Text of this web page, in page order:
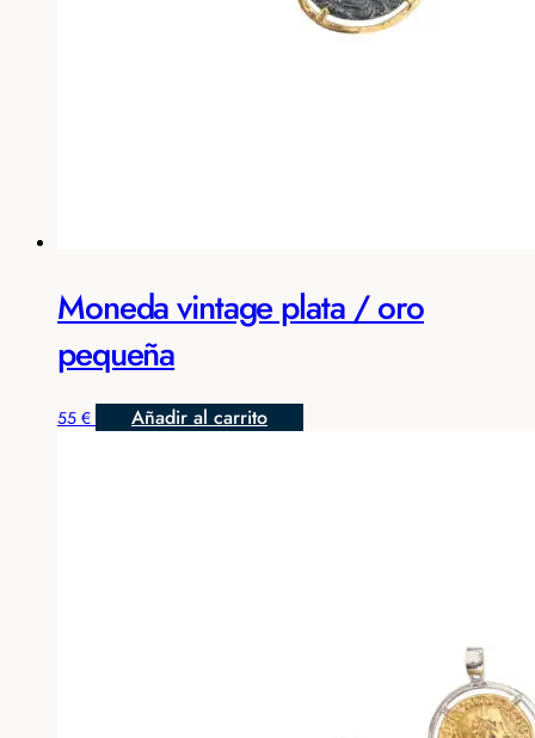
Moneda vintage plata / oro
pequeña
55 € Añadir al carrito